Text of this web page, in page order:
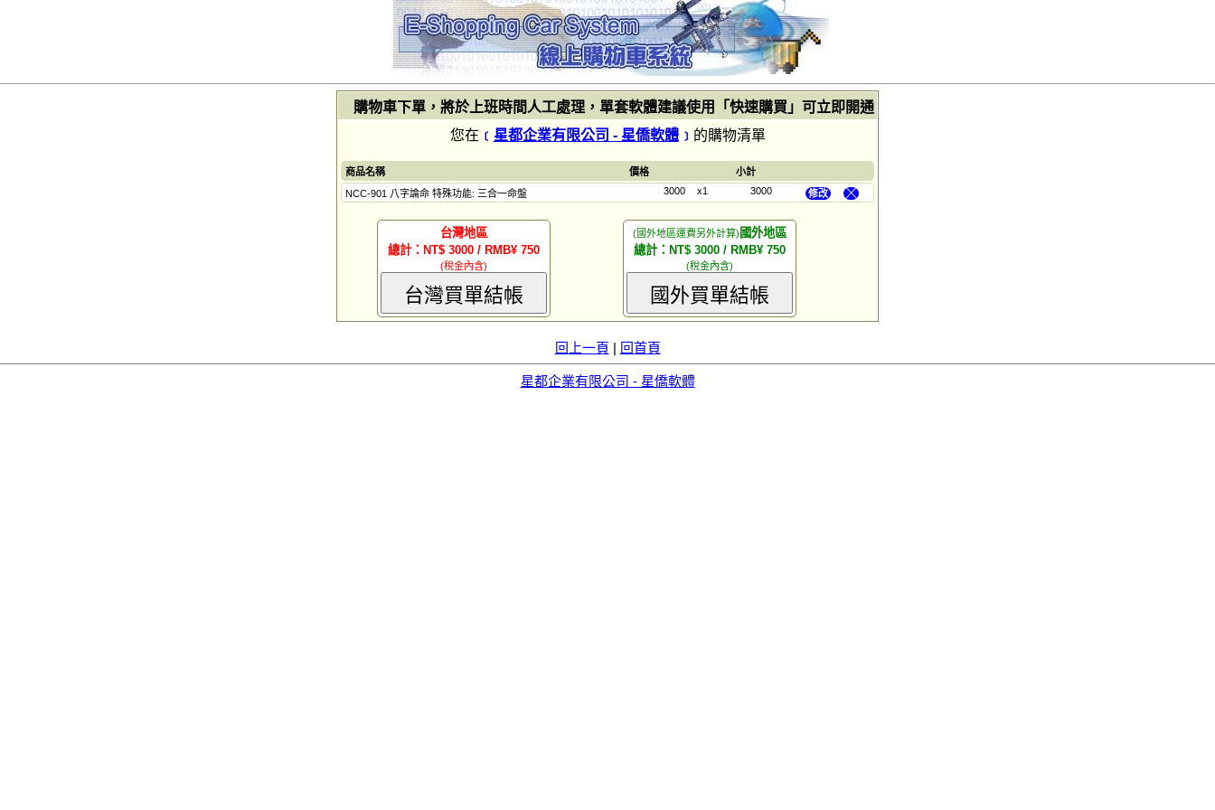
購物車下單，將於上班時間人工處理，單套軟體建議使用「快速購買」可立即開通
您在 ﹝ 星都企業有限公司 - 星僑軟體﹞ 的購物清單
商品名稱 價格
小計
NCC-901 八字論命 特殊功能: 三合一命盤
3000 x1 3000 ╳
修改
台灣地區
總計：NT$ 3000 / RMB¥ 750
(稅金內含)
台灣買單結帳
(國外地區運費另外計算) 國外地區
總計：NT$ 3000 / RMB¥ 750
(稅金內含)
國外買單結帳
回上一頁 | 回首頁
星都企業有限公司 - 星僑軟體